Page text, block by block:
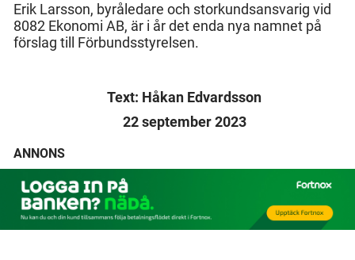
Erik Larsson, byråledare och storkundsansvarig vid
8082 Ekonomi AB, är i år det enda nya namnet på
förslag till Förbundsstyrelsen.
Text: Håkan Edvardsson
22 september 2023
ANNONS